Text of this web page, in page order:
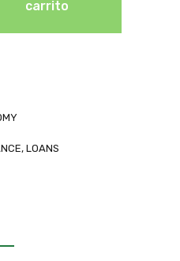
carrito
, LOANS